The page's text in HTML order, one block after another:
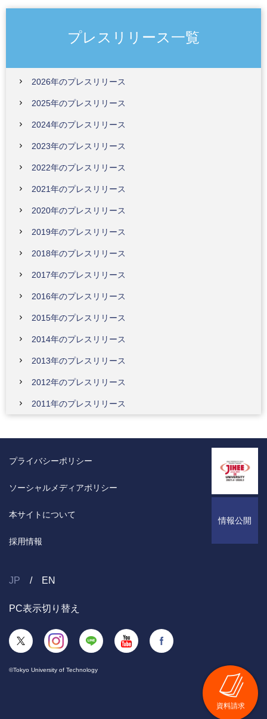
プレスリリース一覧
2026年のプレスリリース
2025年のプレスリリース
2024年のプレスリリース
2023年のプレスリリース
2022年のプレスリリース
2021年のプレスリリース
2020年のプレスリリース
2019年のプレスリリース
2018年のプレスリリース
2017年のプレスリリース
2016年のプレスリリース
2015年のプレスリリース
2014年のプレスリリース
2013年のプレスリリース
2012年のプレスリリース
2011年のプレスリリース
情報公開
プライバシーポリシー
ソーシャルメディアポリシー
本サイトについて
採用情報
JP EN
PC表示切り替え
©Tokyo University of Technology
資料請求